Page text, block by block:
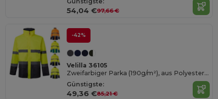
54,04 €97,66 €
-42%
Velilla 36105
Zweifarbiger Parka (190g/m²), aus Polyester (100%), mit PU-Beschichtung
Günstigste:
49,36 €85,21 €